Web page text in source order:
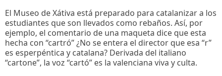
El Museo de Xátiva está preparado para catalanizar a los
estudiantes que son llevados como rebaños. Así, por
ejemplo, el comentario de una maqueta dice que esta
hecha con “cartró” ¿No se entera el director que esa “r”
es esperpéntica y catalana? Derivada del italiano
“cartone”, la voz “cartó” es la valenciana viva y culta.